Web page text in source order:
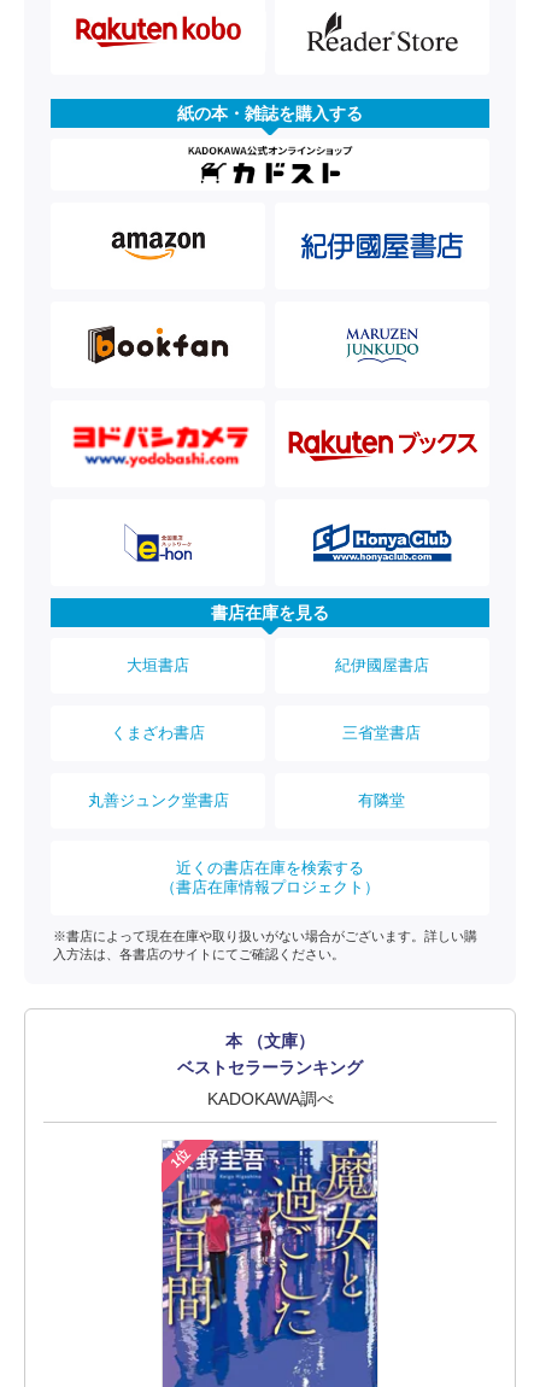
紙の本・雑誌を購入する
書店在庫を見る
大垣書店 紀伊國屋書店
くまざわ書店 三省堂書店
丸善ジュンク堂書店 有隣堂
近くの書店在庫を検索する
（書店在庫情報プロジェクト）
※書店によって現在在庫や取り扱いがない場合がございます。詳しい購
入方法は、各書店のサイトにてご確認ください。
本 （文庫）
ベストセラーランキング
KADOKAWA調べ
1位